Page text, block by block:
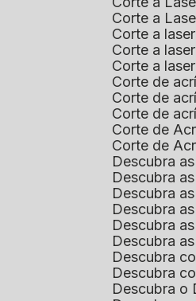
Corte a
Corte a
Corte a
Corte a
Corte de
Corte de
Corte de
Corte de
Corte de
Descubra
Descubra
Descubra
Descubra
Descubra
Descubra
Descubra
Descubra
Descubra